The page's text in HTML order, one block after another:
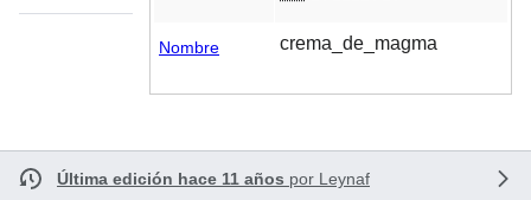
Nombre crema_de_magma
Última edición hace 11 años por Leynaf